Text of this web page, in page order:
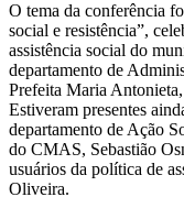
O tema da conferência
social e resistência”,
assistência social do
departamento de
Prefeita Maria
Estiveram presentes
departamento de Ação
do CMAS, Sebastião
usuários da política de
Oliveira.